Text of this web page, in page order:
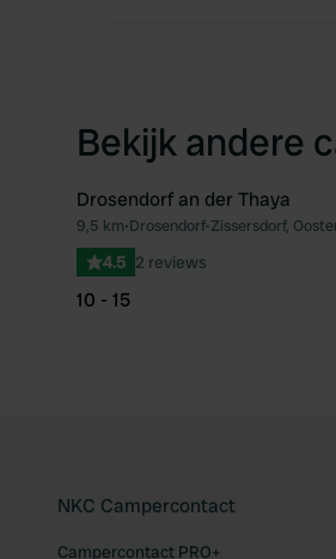
Bekijk andere
Drosendorf an der Thaya
9,5 km•Drosendorf-Zissersdorf,
4.5 2 reviews
10 - 15
NKC Campercontact
Campercontact PRO+